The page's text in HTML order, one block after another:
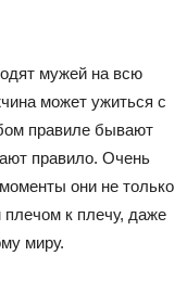
мужей на всю
может ужиться с
правиле бывают
правило. Очень
они не только
плечом к плечу, даже
миру.